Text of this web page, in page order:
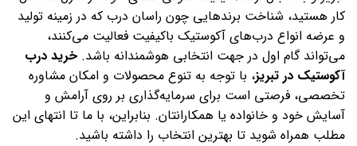
کار هستید، شناخت برندهایی چون راسان درب که در زمینه تولید
و عرضه انواع درب‌های آکوستیک باکیفیت فعالیت می‌کنند،
می‌تواند گام اول در جهت انتخابی هوشمندانه باشد. خرید درب
آکوستیک در تبریز، با توجه به تنوع محصولات و امکان مشاوره
تخصصی، فرصتی است برای سرمایه‌گذاری بر روی آرامش و
آسایش خود و خانواده یا همکارانتان. بنابراین، با ما تا انتهای این
مطلب همراه شوید تا بهترین انتخاب را داشته باشید.